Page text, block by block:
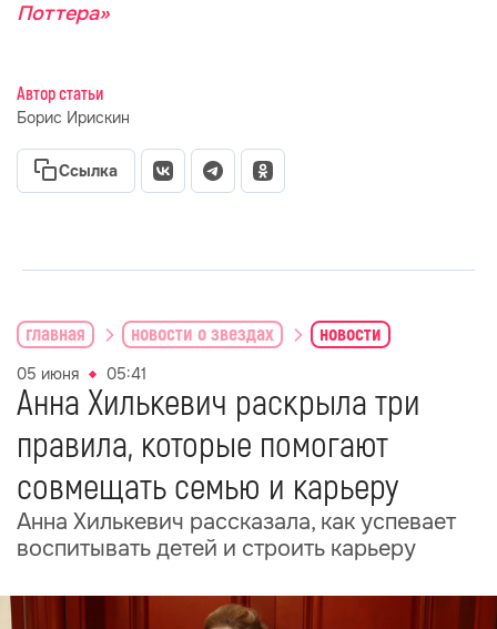
Поттера»
Автор статьи
Борис Ирискин
Ссылка
главная новости о звездах новости
05 июня 05:41
Анна Хилькевич раскрыла три
правила, которые помогают
совмещать семью и карьеру
Анна Хилькевич рассказала, как успевает
воспитывать детей и строить карьеру